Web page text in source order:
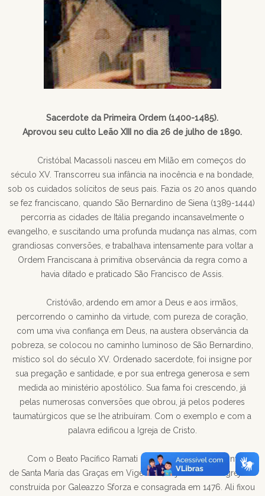
Sacerdote da Primeira Ordem (1400-1485).
Aprovou seu culto Leão XIII no dia 26 de julho de 1890.
Cristóbal Macassoli nasceu em Milão em começos do
século XV. Transcorreu sua infância na inocência e na bondade,
sob os cuidados solícitos de seus pais. Fazia os 20 anos quando
se fez franciscano, quando São Bernardino de Siena (1389-1444)
percorria as cidades de Itália pregando incansavelmente o
evangelho, e suscitando uma profunda mudança nas almas, com
grandiosas conversões, e trabalhava intensamente para voltar a
Ordem Franciscana à primitiva observância da regra como a
havia ditado e praticado São Francisco de Assis.
Cristóvão, ardendo em amor a Deus e aos irmãos,
percorrendo o caminho da virtude, com pureza de coração,
com uma viva confiança em Deus, na austera observância da
pobreza, se colocou no caminho luminoso de São Bernardino,
místico sol do século XV. Ordenado sacerdote, foi insigne por
sua pregação e santidade, e por sua entrega generosa e sem
medida ao ministério apostólico. Sua fama foi crescendo, já
pelas numerosas conversões que obrou, já pelos poderes
taumatúrgicos que se lhe atribuíram. Com o exemplo e com a
palavra edificou a Igreja de Cristo.
Com o Beato Pacífico Ramati de Cerano fundou o convento
de Santa María das Graças em Vigevano, cuja admirável igreja foi
construída por Galeazzo Sforza e consagrada em 1476. Ali fixou